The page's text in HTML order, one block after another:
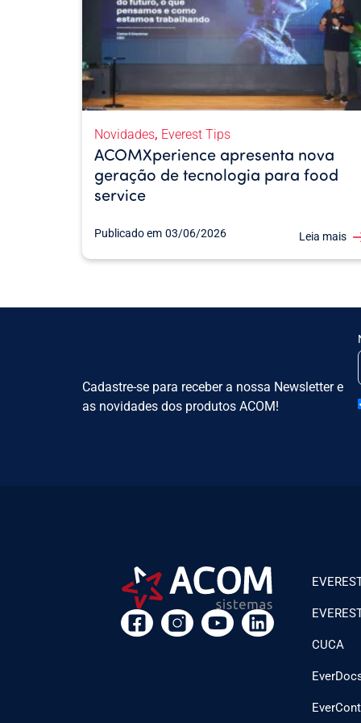
Novidades, Everest Tips
ACOMXperience apresenta nova
geração de tecnologia para food
service
Publicado em 03/06/2026 Leia mais
Cadastre-se para receber a nossa Newsletter e
as novidades dos produtos ACOM!
CUCA
EverCont